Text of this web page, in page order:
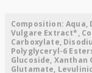
Composition: Aqua,
Vulgare Extract*,
Carboxylate,
Polyglyceryl-6
Glucoside, Xanthan
Glutamate,